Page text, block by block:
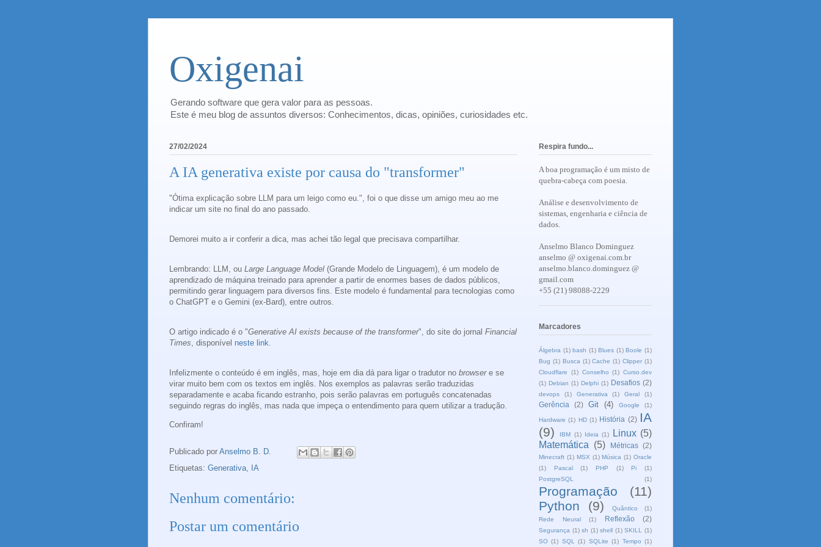
Oxigenai
Gerando software que gera valor para as pessoas.
Este é meu blog de assuntos diversos: Conhecimentos, dicas, opiniões, curiosidades etc.
27/02/2024
A IA generativa existe por causa do "transformer"
"Ótima explicação sobre LLM para um leigo como eu.", foi o que disse um amigo meu ao me
indicar um site no final do ano passado.
Demorei muito a ir conferir a dica, mas achei tão legal que precisava compartilhar.
Lembrando: LLM, ou Large Language Model (Grande Modelo de Linguagem), é um modelo de
aprendizado de máquina treinado para aprender a partir de enormes bases de dados públicos,
permitindo gerar linguagem para diversos fins. Este modelo é fundamental para tecnologias como
o ChatGPT e o Gemini (ex-Bard), entre outros.
O artigo indicado é o "Generative AI exists because of the transformer", do site do jornal Financial
Times , disponível neste link
Infelizmente o conteúdo é em inglês, mas, hoje em dia dá para ligar o tradutor no browsere se
virar muito bem com os textos em inglês.
Nos exemplos as palavras serão traduzidas
separadamente e acaba ficando estranho, pois serão palavras em português concatenadas
seguindo regras do inglês, mas nada que impeça o entendimento para quem utilizar a tradução.
Confiram!
Publicado por Anselmo B. D.
Etiquetas: Generativa IA
Nenhum comentário:
Postar um comentário
Respira fundo...
A boa programação é um misto de
quebra-cabeça com poesia.
Análise e desenvolvimento de
sistemas, engenharia e ciência de
dados.
Anselmo Blanco Dominguez
anselmo @ oxigenai.com.br
anselmo.blanco.dominguez @
gmail.com
+55 (21) 98088-2229
Marcadores
Álgebra (1) bash (1) Blues (1) Boole (1)
Bug (1) Busca (1) Cache (1) Clipper (1)
Cloudflare
(1) Conselho (1) Curso.dev
(1) Debian (1) Delphi (1) Desafios (2)
devops (1) Generativa (1) Geral (1)
Gerência (2) Git (4) Google (1)
Hardware (1) HD (1) História (2) IA
(9)
IBM (1) Ideia (1) Linux (5)
Matemática (5) Métricas (2)
Minecraft (1) MSX (1) Música (1) Oracle
(1)
Pascal (1) PHP (1) Pi
(1)
PostgreSQL
(1)
Programação
(11)
Python
(9) Quântico
(1)
Rede Neural
(1) Reflexão (2)
Segurança (1) sh (1) shell (1) SKILL (1)
SO (1) SQL (1) SQLite (1) Tempo (1)